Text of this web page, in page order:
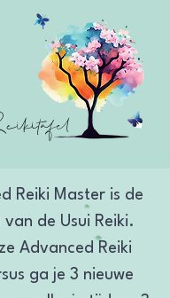
Reiki Master is de
de Usui Reiki.
Advanced Reiki
ga je 3 nieuwe